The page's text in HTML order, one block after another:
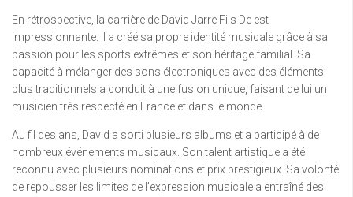
En rétrospective, la carrière de David Jarre Fils De est
impressionnante. Il a créé sa propre identité musicale grâce à sa
passion pour les sports extrêmes et son héritage familial. Sa
capacité à mélanger des sons électroniques avec des éléments
plus traditionnels a conduit à une fusion unique, faisant de lui un
musicien très respecté en France et dans le monde.
Au fil des ans, David a sorti plusieurs albums et a participé à de
nombreux événements musicaux. Son talent artistique a été
reconnu avec plusieurs nominations et prix prestigieux. Sa volonté
de repousser les limites de l’expression musicale a entraîné des